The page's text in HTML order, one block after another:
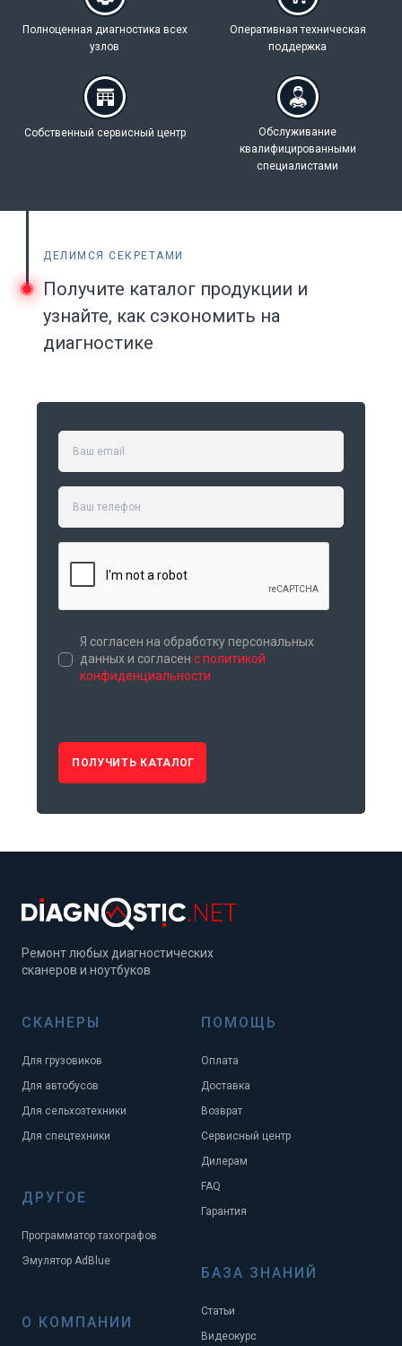
Полноценная диагностика всех
узлов
Оперативная техническая
поддержка
Собственный сервисный центр
Обслуживание
квалифицированными
специалистами
ДЕЛИМСЯ СЕКРЕТАМИ
Получите каталог продукции и
узнайте, как сэкономить на
диагностике
Я согласен на обработку персональных
данных и согласен с политикой
конфиденциальности
ПОЛУЧИТЬ КАТАЛОГ
Ремонт любых диагностических
сканеров и ноутбуков
СКАНЕРЫ
Для грузовиков
Для автобусов
Для сельхозтехники
Для спецтехники
ДРУГОЕ
Программатор тахографов
Эмулятор AdBlue
О КОМПАНИИ
ПОМОЩЬ
Оплата
Доставка
Возврат
Сервисный центр
Дилерам
FAQ
Гарантия
БАЗА ЗНАНИЙ
Статьи
Видеокурс